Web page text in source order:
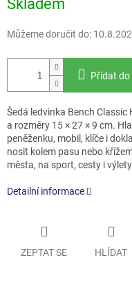
cena:
Skladem
Můžeme doručit do:
Přidat do
Šedá ledvinka Bench Classic
a rozměry 15 × 27 × 9 cm.
peněženku, mobil, klíče i
nosit kolem pasu nebo
města, na sport, cesty i
Detailní informace
ZEPTAT SE HLÍDAT